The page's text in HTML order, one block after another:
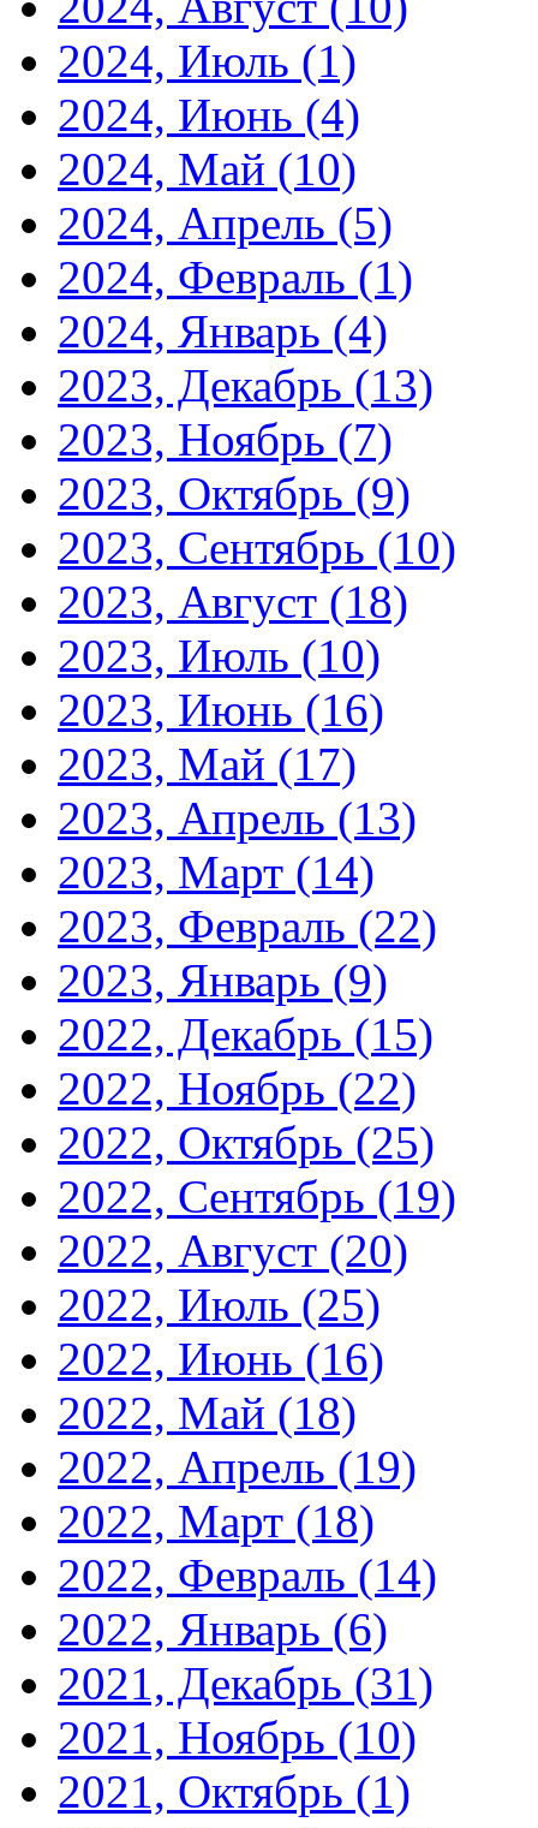
2024, Июль (1)
2024, Июнь (4)
2024, Май (10)
2024, Апрель (5)
2024, Февраль (1)
2024, Январь (4)
2023, Декабрь (13)
2023, Ноябрь (7)
2023, Октябрь (9)
2023, Сентябрь (10)
2023, Август (18)
2023, Июль (10)
2023, Июнь (16)
2023, Май (17)
2023, Апрель (13)
2023, Март (14)
2023, Февраль (22)
2023, Январь (9)
2022, Декабрь (15)
2022, Ноябрь (22)
2022, Октябрь (25)
2022, Сентябрь (19)
2022, Август (20)
2022, Июль (25)
2022, Июнь (16)
2022, Май (18)
2022, Апрель (19)
2022, Март (18)
2022, Февраль (14)
2022, Январь (6)
2021, Декабрь (31)
2021, Ноябрь (10)
2021, Октябрь (1)